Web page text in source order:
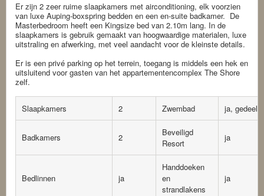
Er zijn 2 zeer ruime slaapkamers met airconditioning, elk voorzien
van luxe Auping-boxspring bedden en een en-suite badkamer. De
Masterbedroom heeft een Kingsize bed van 2.10m lang. In de
slaapkamers is gebruik gemaakt van hoogwaardige materialen, luxe
uitstraling en afwerking, met veel aandacht voor de kleinste details.
Er is een privé parking op het terrein, toegang is middels een hek en
uitsluitend voor gasten van het appartementencomplex The Shore
zelf.
Slaapkamers 2 Zwembad ja, gedeeld
Badkamers 2
Beveiligd
Resort
ja
Bedlinnen ja
Handdoeken
en
strandlakens
ja